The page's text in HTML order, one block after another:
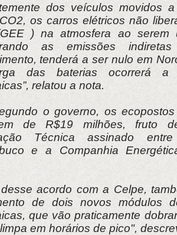
dos veículos movidos
os carros elétricos não
) na atmosfera ao serem
as emissões
tenderá a ser nulo em
das baterias ocorrerá a
relatou a nota.
o governo, os
de R$19 milhões, fruto
Técnica assinado
e a Companhia
acordo com a Celpe,
de dois novos módulos
que vão praticamente
em horários de pico",